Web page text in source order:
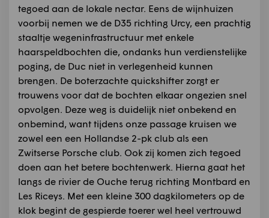
tegoed aan de lokale nectar. Eens de wijnhuizen
voorbij nemen we de D35 richting Urcy, een prachtig
staaltje wegeninfrastructuur met enkele
haarspeldbochten die, ondanks hun verdienstelijke
poging, de Duc niet in verlegenheid kunnen
brengen. De boterzachte quickshifter zorgt er
trouwens voor dat de bochten elkaar ongezien snel
opvolgen. Deze weg is duidelijk niet onbekend en
onbemind, want tijdens onze passage kruisen we
zowel een een Hollandse 2-pk club als een
Zwitserse Porsche club. Ook zij komen zich tegoed
doen aan het betere bochtenwerk. Hierna gaat het
langs de rivier de Ouche terug richting Montbard en
Les Riceys. Met een kleine 300 dagkilometers op de
klok begint de gespierde toerer wel heel vertrouwd